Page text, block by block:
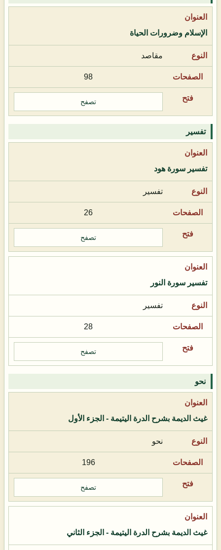
الإسلام وضرورات الحياة
مقاصد
98
تصفح
تفسير
تفسير سورة هود
تفسير
26
تصفح
تفسير سورة النور
تفسير
28
تصفح
نحو
غيث الديمة بشرح الدرة اليتيمة - الجزء الأول
نحو
196
تصفح
غيث الديمة بشرح الدرة اليتيمة - الجزء الثاني